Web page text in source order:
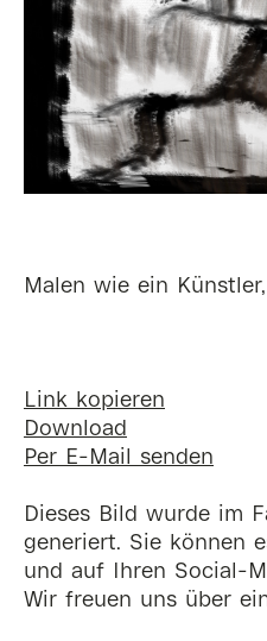
Malen wie ein
Link kopieren
Download
Per E-Mail senden
Dieses Bild wurde im
generiert. Sie können
und auf Ihren Social-
Wir freuen uns über